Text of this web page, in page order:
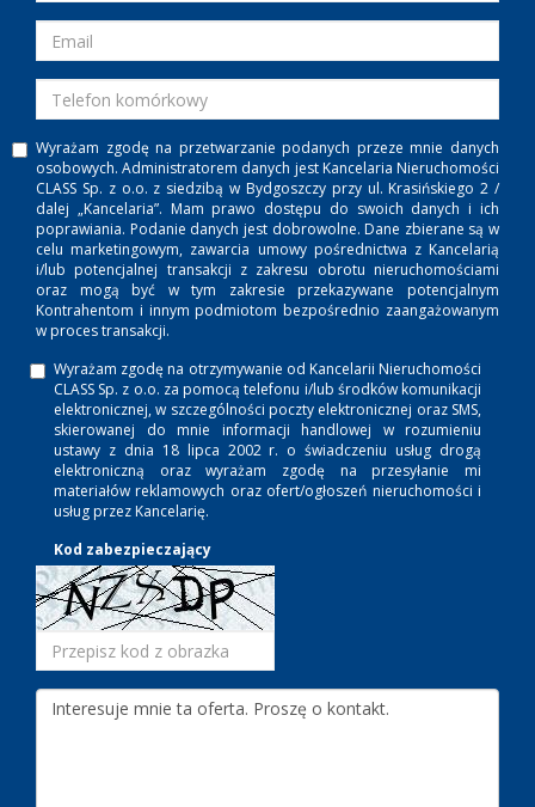
Wyrażam zgodę na przetwarzanie podanych przeze mnie danych
osobowych. Administratorem danych jest Kancelaria Nieruchomości
CLASS Sp. z o.o. z siedzibą w Bydgoszczy przy ul. Krasińskiego 2 /
dalej „Kancelaria”. Mam prawo dostępu do swoich danych i ich
poprawiania. Podanie danych jest dobrowolne. Dane zbierane są w
celu marketingowym, zawarcia umowy pośrednictwa z Kancelarią
i/lub potencjalnej transakcji z zakresu obrotu nieruchomościami
oraz mogą być w tym zakresie przekazywane potencjalnym
Kontrahentom i innym podmiotom bezpośrednio zaangażowanym
w proces transakcji.
Wyrażam zgodę na otrzymywanie od Kancelarii Nieruchomości
CLASS Sp. z o.o. za pomocą telefonu i/lub środków komunikacji
elektronicznej, w szczególności poczty elektronicznej oraz SMS,
skierowanej do mnie informacji handlowej w rozumieniu
ustawy z dnia 18 lipca 2002 r. o świadczeniu usług drogą
elektroniczną oraz wyrażam zgodę na przesyłanie mi
materiałów reklamowych oraz ofert/ogłoszeń nieruchomości i
usług przez Kancelarię.
Kod zabezpieczający